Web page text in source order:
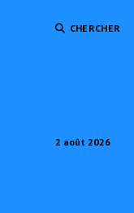
CHERCHER
2 août 2026